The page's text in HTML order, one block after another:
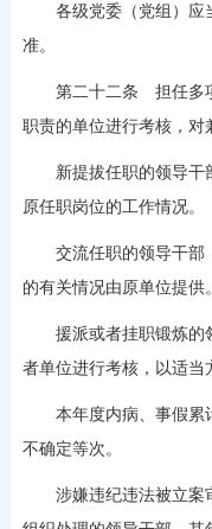
各级党委（党组）应
准。
第二十二条 担任多项
职责的单位进行考核，对
新提拔任职的领导干
原任职岗位的工作情况。
交流任职的领导干部
的有关情况由原单位提供。
援派或者挂职锻炼的
者单位进行考核，以适当
本年度内病、事假累计
不确定等次。
涉嫌违纪违法被立案